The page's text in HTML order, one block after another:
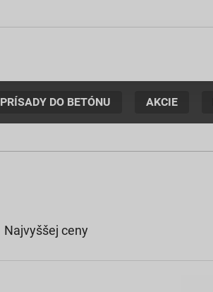
PRÍSADY DO BETÓNU AKCIE
Najvyššej ceny